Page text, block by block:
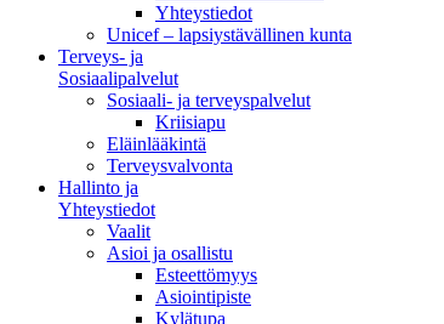
Yhteystiedot
Unicef – lapsiystävällinen kunta
Terveys- ja
Sosiaalipalvelut
Sosiaali- ja terveyspalvelut
Kriisiapu
Eläinlääkintä
Terveysvalvonta
Hallinto ja
Yhteystiedot
Vaalit
Asioi ja osallistu
Esteettömyys
Asiointipiste
Kylätupa